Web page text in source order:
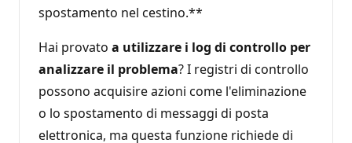
spostamento nel cestino.**
Hai provato a utilizzare i log di controllo per
analizzare il problema? I registri di controllo
possono acquisire azioni come l'eliminazione
o lo spostamento di messaggi di posta
elettronica, ma questa funzione richiede di